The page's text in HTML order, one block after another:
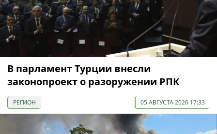
В парламент Турции внесли
законопроект о разоружении РПК
РЕГИОН 05 АВГУСТА 2026 17:33